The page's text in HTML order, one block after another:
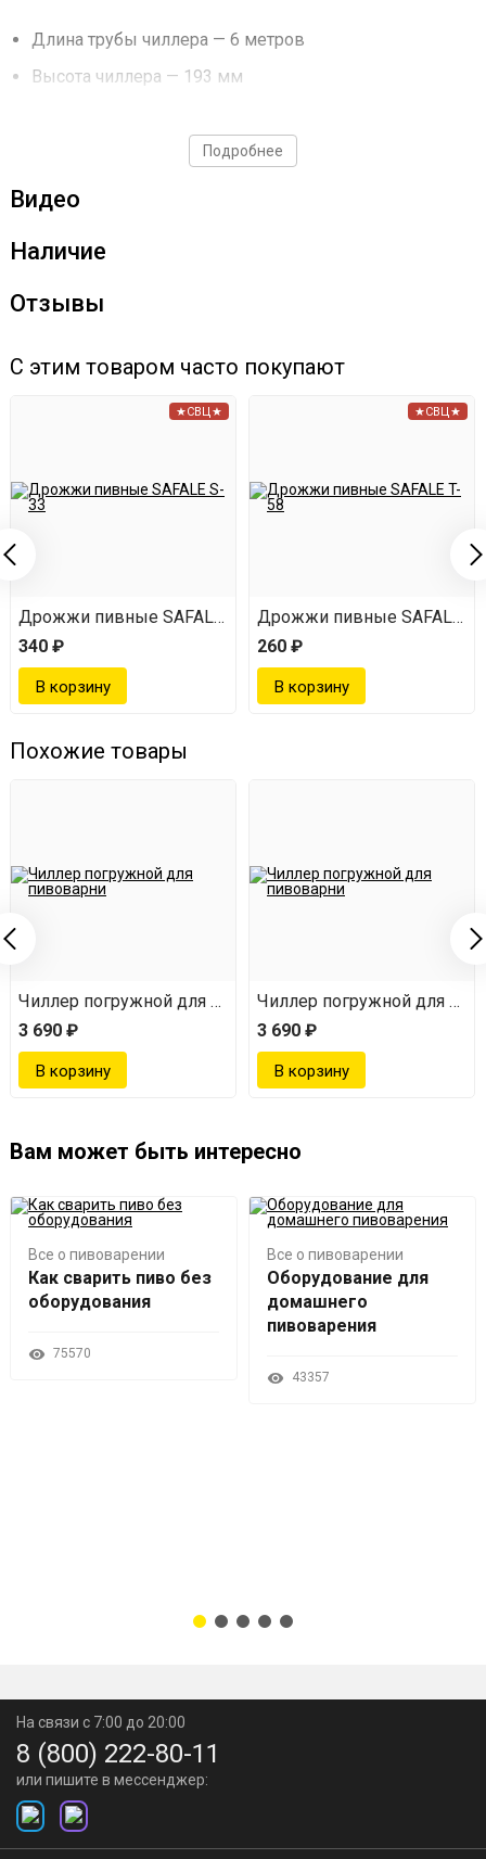
Длина трубы чиллера — 6 метров
Высота чиллера — 193 мм
Диаметр внутренней трубки — 10 мм
Подробнее
Видео
Наличие
Отзывы
С этим товаром часто покупают
★СВЦ★
Дрожжи пивные SAFALE S-33
340 ₽
★СВЦ★
Дрожжи пивные SAFALE T-
260 ₽
Похожие товары
Чиллер погружной для пивоварни
3 690 ₽
Чиллер погружной для
3 690 ₽
Вам может быть интересно
Все о пивоварении
Как сварить пиво без
оборудования
75570
Все о пивоварении
Оборудование для
домашнего
пивоварения
43357
На связи с 7:00 до 20:00
8 (800) 222-80-11
или пишите в мессенджер: